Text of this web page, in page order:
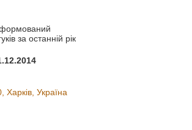
за останній рік
Харків, Україна